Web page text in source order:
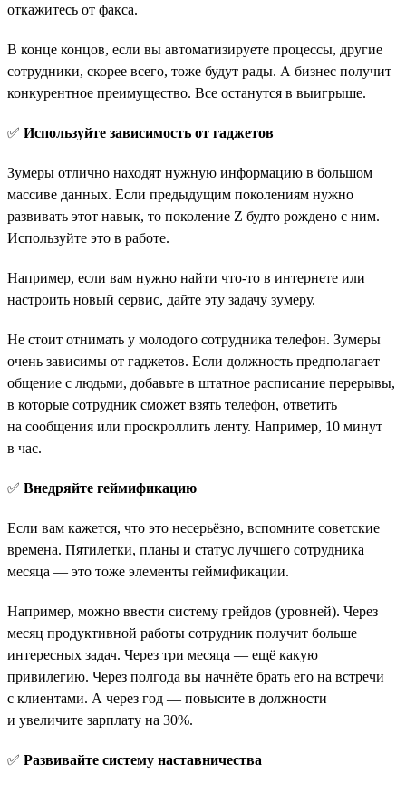
откажитесь от факса.
В конце концов, если вы автоматизируете процессы, другие
сотрудники, скорее всего, тоже будут рады. А бизнес получит
конкурентное преимущество. Все останутся в выигрыше.
✅ Используйте зависимость от гаджетов
Зумеры отлично находят нужную информацию в большом
массиве данных. Если предыдущим поколениям нужно
развивать этот навык, то поколение Z будто рождено с ним.
Используйте это в работе.
Например, если вам нужно найти что-то в интернете или
настроить новый сервис, дайте эту задачу зумеру.
Не стоит отнимать у молодого сотрудника телефон. Зумеры
очень зависимы от гаджетов. Если должность предполагает
общение с людьми, добавьте в штатное расписание перерывы,
в которые сотрудник сможет взять телефон, ответить
на сообщения или проскроллить ленту. Например, 10 минут
в час.
✅ Внедряйте геймификацию
Если вам кажется, что это несерьёзно, вспомните советские
времена. Пятилетки, планы и статус лучшего сотрудника
месяца — это тоже элементы геймификации.
Например, можно ввести систему грейдов (уровней). Через
месяц продуктивной работы сотрудник получит больше
интересных задач. Через три месяца — ещё какую
привилегию. Через полгода вы начнёте брать его на встречи
с клиентами. А через год — повысите в должности
и увеличите зарплату на 30%.
✅ Развивайте систему наставничества